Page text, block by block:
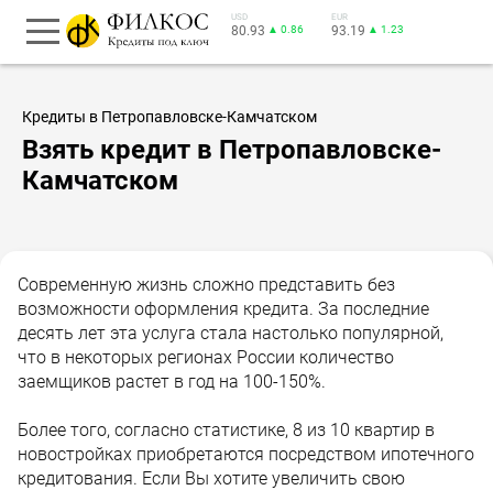
USD
80.93 ▲ 0.86
EUR
93.19 ▲ 1.23
Кредиты в Петропавловске-Камчатском
Взять кредит в Петропавловске-
Камчатском
Современную жизнь сложно представить без
возможности оформления кредита. За последние
десять лет эта услуга стала настолько популярной,
что в некоторых регионах России количество
заемщиков растет в год на 100-150%.
Более того, согласно статистике, 8 из 10 квартир в
новостройках приобретаются посредством ипотечного
кредитования. Если Вы хотите увеличить свою